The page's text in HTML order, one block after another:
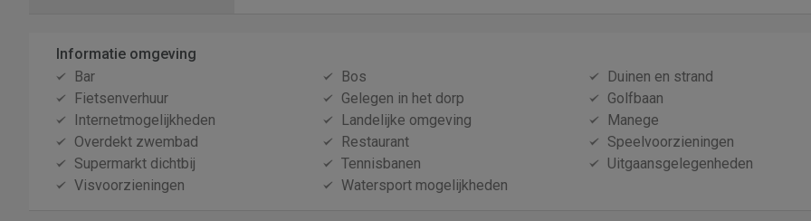
Informatie omgeving
Bar
Bos
Duinen en strand
Fietsenverhuur
Gelegen in het dorp
Golfbaan
Internetmogelijkheden
Landelijke omgeving
Manege
Overdekt zwembad
Restaurant
Speelvoorzieningen
Supermarkt dichtbij
Tennisbanen
Uitgaansgelegenheden
Visvoorzieningen
Watersport mogelijkheden